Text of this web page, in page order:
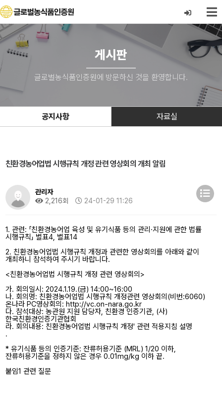
게시판
글로벌농식품인증원에 방문하신 것을 환영합니다.
공지사항 자료실
친환경농어업법 시행규칙 개정 관련 영상회의 개최 알림
관리자
2,216회
24-01-29 11:26
1. 관련: 「친환경농어업 육성 및 유기식품 등의 관리·지원에 관한 법률
시행규칙」 별표4, 별표14
2. 친환경농어업법 시행규칙 개정과 관련한 영상회의를 아래와 같이
개최하니 참석하여 주시기 바랍니다.
<친환경농어업법 시행규칙 개정 관련 영상회의>
가. 회의일시: 2024.1.19.(금) 14:00~16:00
나. 회의명: 친환경농어업법 시행규칙 개정관련 영상회의(비번:6060)
온나라 PC영상회의: http://vc.on-nara.go.kr
다. 참석대상: 농관원 지원 담당자, 친환경 인증기관, (사)
한국친환경인증기관협회
라. 회의내용: 친환경농어업법 시행규칙 개정' 관련 적용지침 설명
.
*유기식품 등의 인증기준: 잔류허용기준 (MRL) 1/20 이하,
잔류허용기준을 정하지 않은 경우 0.01mg/kg 이하 끝.
붙임1 관련 질문